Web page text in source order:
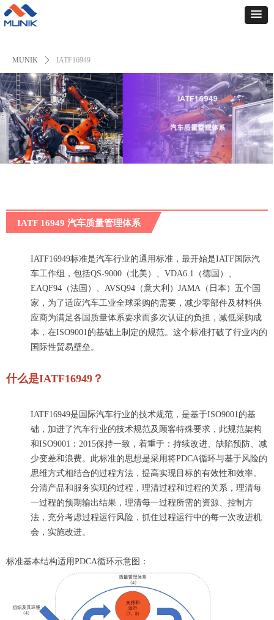
MUNIK ꄲ IATF16949
IATF 16949 汽车质量管理体系
IATF16949标准是汽车行业的通用标准， 最开始是IATF 国际汽
车工作组 ， 包括QS-9000（北美）、VDA6.1（德国）、
EAQF94（法国）、AVSQ94（意大利） JAMA（日本） 五个国
家 ， 为了适应汽车工业全球采购的需要，减少零部件及材料供
应商为满足各国质量体系要求而多次认证的负担，减低采购成
本， 在ISO9001的基础上制定的规范。这个标准打破了行业内的
国际性贸易壁垒。
什么是IATF16949 ？
IATF16949是国际汽车行业的技术规范，是基于ISO9001的基
础，加进了汽车行业的技术规范及顾客特殊要求，此规范架构
和ISO9001：2015保持一致，着重于：持续改进、缺陷预防、减
少变差和浪费。 此标准的思想是采用将PDCA循环与基于风险的
思维方式相结合的过程方法，提高实现目标的有效性和效率。
分清产品和服务实现的过程，理清过程和过程的关系，理清每
一过程的预期输出结果，理清每一过程所需的资源、控制方
法，充分考虑过程运行风险，抓住过程运行中的每一次改进机
会，实施改进。
标准基本结构适用PDCA循环示意图：